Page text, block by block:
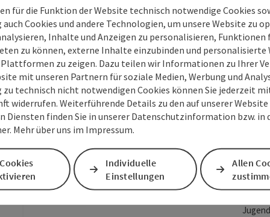
Urlaub
Zopf
bis zu
Copyright
Beitrag merken: Europacamp
für die Funktion der Website technisch notwendige Cookies
Cookies und andere Technologien, um unsere Website zu
Inhalte und Anzeigen zu personalisieren, Funktionen
zu können, externe Inhalte einzubinden und personalisierte
zu zeigen. Dazu teilen wir Informationen zu Ihrer
mit unseren Partnern für soziale Medien, Werbung und
technisch nicht notwendigen Cookies können Sie jederzeit
widerrufen. Weiterführende Details zu den auf unserer Website
Diensten finden Sie in unserer Datenschutzinformation bzw. in
Mehr über uns im Impressum.
Individuelle
Einstellungen
Allen